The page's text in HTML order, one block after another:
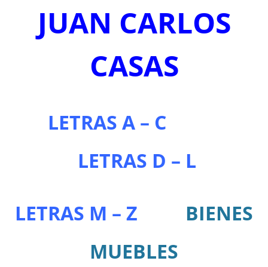
JUAN CARLOS
CASAS
LETRAS A – C
LETRAS D – L
LETRAS M – Z
BIENES
MUEBLES